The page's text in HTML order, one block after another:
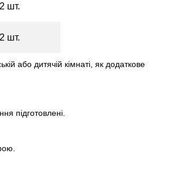
2 шт.
2 шт.
або дитячій кімнаті, як додаткове
підготовлені.